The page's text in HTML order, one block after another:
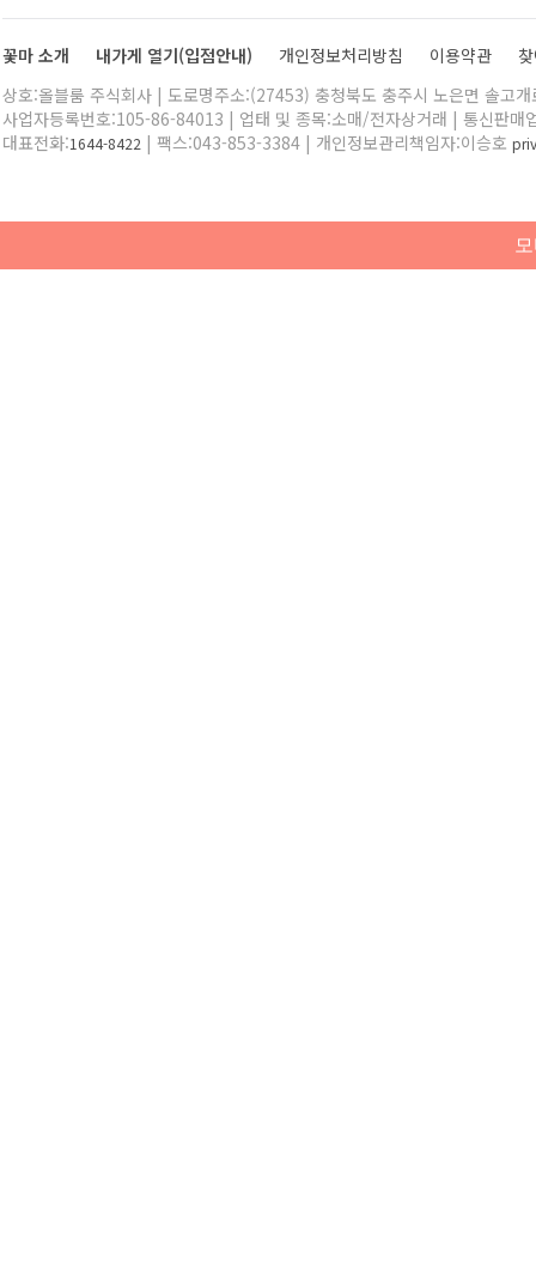
꽃마 소개 내가게 열기(입점안내) 개인정보처리방침 이용약관
상호:올블룸 주식회사 | 도로명주소:(27453) 충청북도 충주시 노은면 솔고
사업자등록번호:105-86-84013 | 업태 및 종목:소매/전자상거래 | 통신판매
대표전화:1644-8422 | 팩스:043-853-3384 | 개인정보관리책임자:이승호